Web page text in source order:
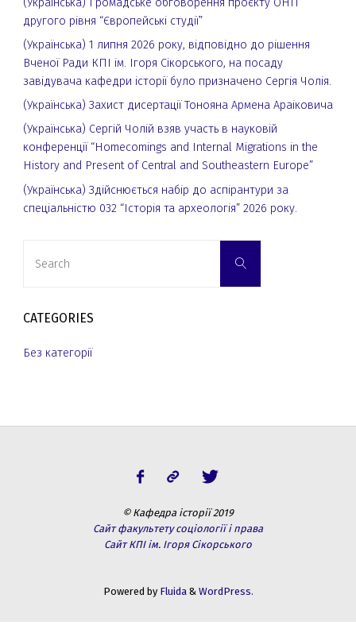
(Українська) Громадське обговорення проєкту ОНП
другого рівня “Європейські студії”
(Українська) 1 липня 2026 року, відповідно до рішення
Вченої Ради КПІ ім. Ігоря Сікорського, на посаду
завідувача кафедри історії було призначено Сергія Чолія.
(Українська) Захист дисертації Тонояна Армена Араіковича
(Українська) Сергій Чолій взяв участь в науковій
конференції “Homecomings and Internal Migrations in the
History and Present of Central and Southeastern Europe”
(Українська) Здійснюється набір до аспірантури за
спеціальністю 032 “Історія та археологія” 2026 року.
Search
CATEGORIES
Без категорії
© Кафедра історії 2019
Сайт факультету соціології і права
Сайт КПІ ім. Ігоря Сікорського
Powered byFluida& WordPress.